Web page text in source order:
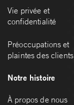
Vie privée et
confidentialité
Préoccupations et
plaintes des clients
Notre histoire
À propos de nous